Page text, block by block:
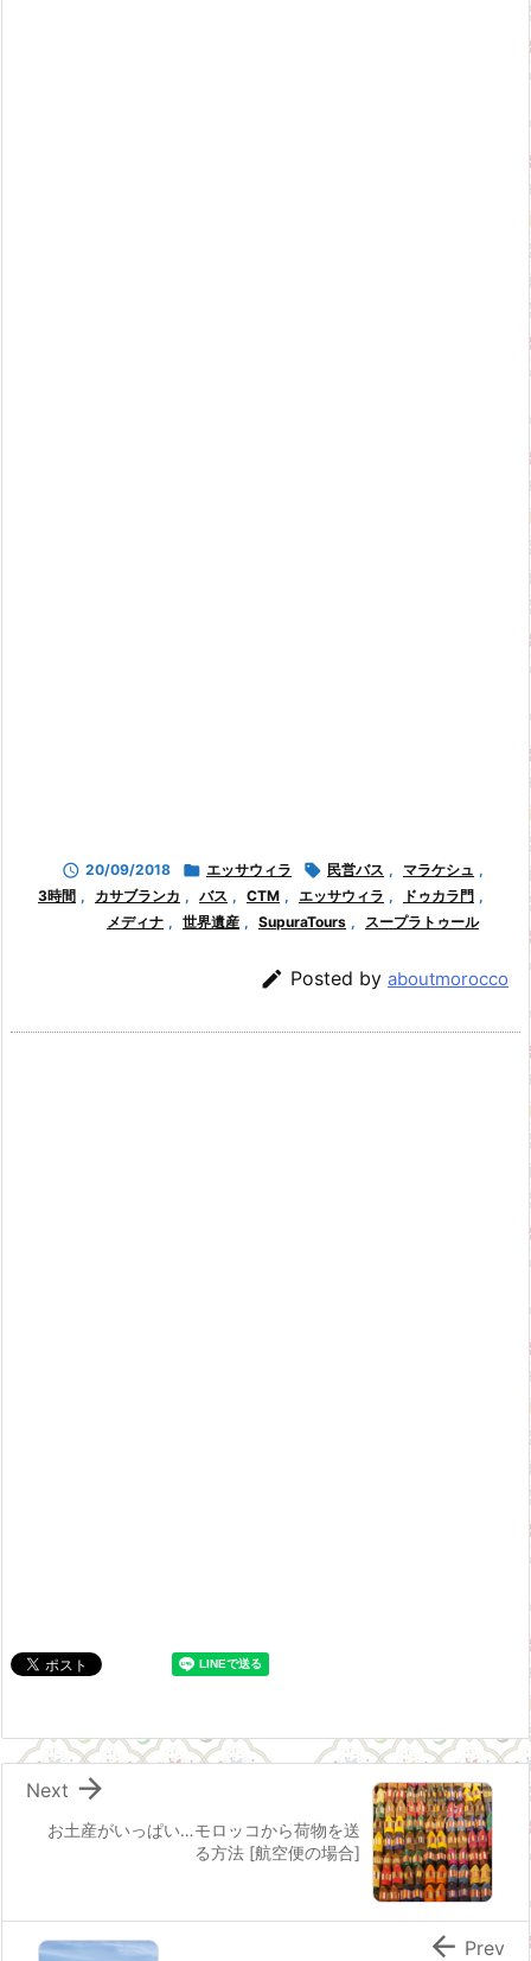
 20/09/2018  エッサウィラ  民営バス , マラケシュ ,
3時間 , カサブランカ , バス , CTM , エッサウィラ , ドゥカラ門 ,
メディナ , 世界遺産 , SupuraTours , スープラトゥール
 Posted by aboutmorocco
お土産がいっぱい…モロッコから荷物を送
る方法 [航空便の場合]

Next
 Prev